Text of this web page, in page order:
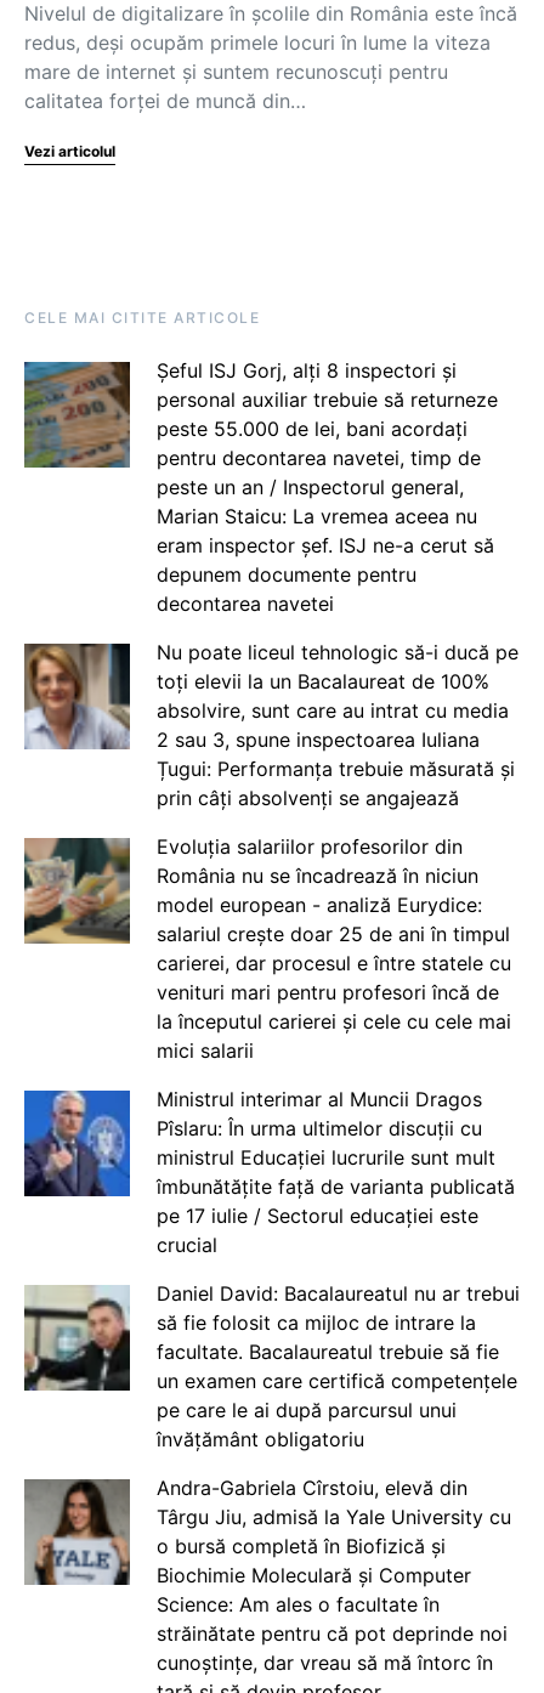
Nivelul de digitalizare în școlile din România este încă
redus, deși ocupăm primele locuri în lume la viteza
mare de internet și suntem recunoscuți pentru
calitatea forței de muncă din…
Vezi articolul
CELE MAI CITITE ARTICOLE
Șeful ISJ Gorj, alți 8 inspectori și
personal auxiliar trebuie să returneze
peste 55.000 de lei, bani acordați
pentru decontarea navetei, timp de
peste un an / Inspectorul general,
Marian Staicu: La vremea aceea nu
eram inspector șef. ISJ ne-a cerut să
depunem documente pentru
decontarea navetei
Nu poate liceul tehnologic să-i ducă pe
toți elevii la un Bacalaureat de 100%
absolvire, sunt care au intrat cu media
2 sau 3, spune inspectoarea Iuliana
Țugui: Performanța trebuie măsurată și
prin câți absolvenți se angajează
Evoluția salariilor profesorilor din
România nu se încadrează în niciun
model european - analiză Eurydice:
salariul crește doar 25 de ani în timpul
carierei, dar procesul e între statele cu
venituri mari pentru profesori încă de
la începutul carierei și cele cu cele mai
mici salarii
Ministrul interimar al Muncii Dragos
Pîslaru: În urma ultimelor discuții cu
ministrul Educației lucrurile sunt mult
îmbunătățite față de varianta publicată
pe 17 iulie / Sectorul educației este
crucial
Daniel David: Bacalaureatul nu ar trebui
să fie folosit ca mijloc de intrare la
facultate. Bacalaureatul trebuie să fie
un examen care certifică competențele
pe care le ai după parcursul unui
învățământ obligatoriu
Andra-Gabriela Cîrstoiu, elevă din
Târgu Jiu, admisă la Yale University cu
o bursă completă în Biofizică și
Biochimie Moleculară și Computer
Science: Am ales o facultate în
străinătate pentru că pot deprinde noi
cunoștințe, dar vreau să mă întorc în